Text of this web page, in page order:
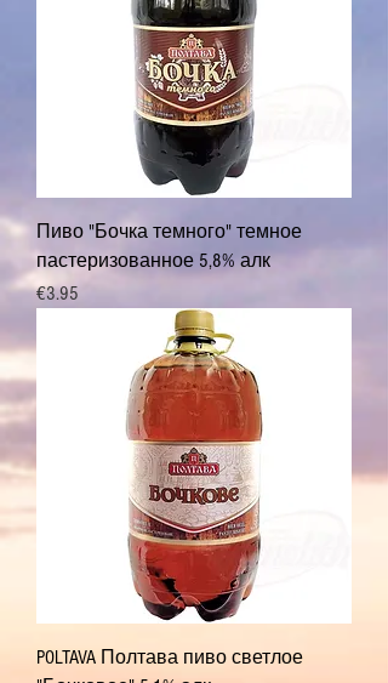
Пиво "Бочка темного" темное
пастеризованное 5,8% алк
Price
€3.95
POLTAVA Полтава пиво светлое